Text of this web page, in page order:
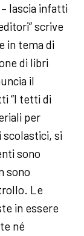
lascia infatti
scrive
in tema di
di libri
il
“I tetti di
per
scolastici, si
sono
sono
Le
in essere
né